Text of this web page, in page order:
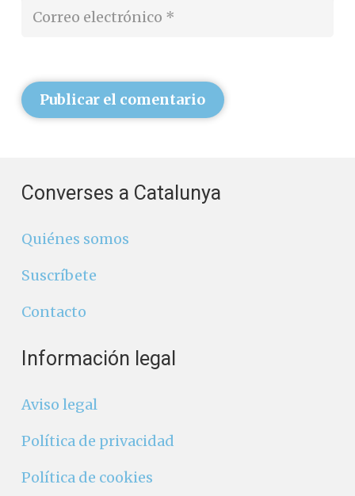
Publicar el comentario
Converses a Catalunya
Quiénes somos
Suscríbete
Contacto
Información legal
Aviso legal
Política de privacidad
Política de cookies